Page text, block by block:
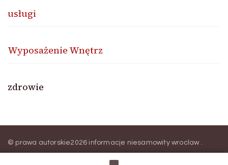
usługi
Wyposażenie Wnętrz
zdrowie
© prawa autorskie2026 informacje niesamowity wroclaw .